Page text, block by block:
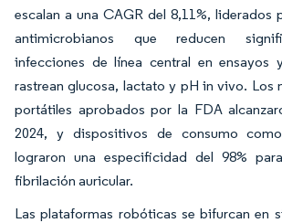
escalan a una CAGR del 8,11%, liderados
antimicrobianos que reducen
infecciones de línea central en ensayos
rastrean glucosa, lactato y pH in vivo. Los
portátiles aprobados por la FDA
2024, y dispositivos de consumo
lograron una especificidad del 98%
fibrilación auricular.
Las plataformas robóticas se bifurcan en